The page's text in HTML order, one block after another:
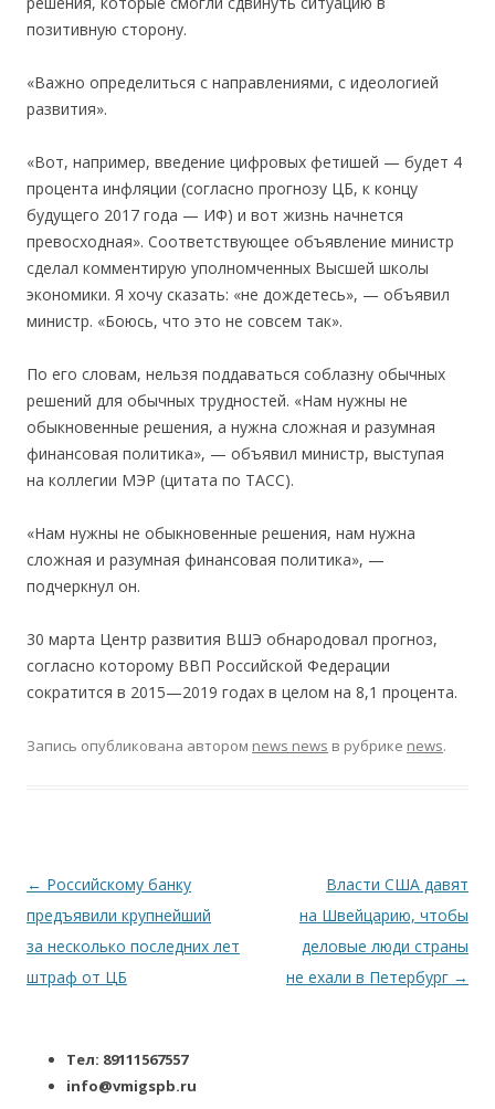
позитивную сторону.
«Важно определиться с направлениями, с идеологией
развития».
«Вот, например, введение цифровых фетишей — будет 4
процента инфляции (согласно прогнозу ЦБ, к концу
будущего 2017 года — ИФ) и вот жизнь начнется
превосходная». Соответствующее объявление министр
сделал комментирую уполномченных Высшей школы
экономики. Я хочу сказать: «не дождетесь», — объявил
министр. «Боюсь, что это не совсем так».
По его словам, нельзя поддаваться соблазну обычных
решений для обычных трудностей. «Нам нужны не
обыкновенные решения, а нужна сложная и разумная
финансовая политика», — объявил министр, выступая
на коллегии МЭР (цитата по ТАСС).
«Нам нужны не обыкновенные решения, нам нужна
сложная и разумная финансовая политика», —
подчеркнул он.
30 марта Центр развития ВШЭ обнародовал прогноз,
согласно которому ВВП Российской Федерации
сократится в 2015—2019 годах в целом на 8,1 процента.
Запись опубликована автором news news в рубрике news.
Навигация по записям
← Российскому банку
предъявили крупнейший
за несколько последних лет
штраф от ЦБ
Власти США давят
на Швейцарию, чтобы
деловые люди страны
не ехали в Петербург →
Тел: 89111567557
info@vmigspb.ru